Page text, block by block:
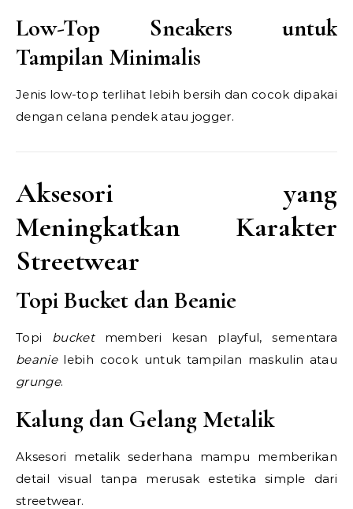
Low-Top Sneakers untuk
Tampilan Minimalis
Jenis low-top terlihat lebih bersih dan cocok dipakai
dengan celana pendek atau jogger.
Aksesori yang
Meningkatkan Karakter
Streetwear
Topi Bucket dan Beanie
Topi bucketmemberi kesan playful, sementara
beanielebih cocok untuk tampilan maskulin atau
grunge.
Kalung dan Gelang Metalik
Aksesori metalik sederhana mampu memberikan
detail visual tanpa merusak estetika simple dari
streetwear.